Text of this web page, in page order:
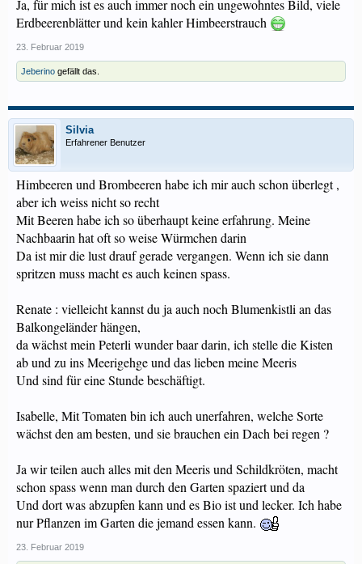
Ja, für mich ist es auch immer noch ein ungewohntes Bild, viele
Erdbeerenblätter und kein kahler Himbeerstrauch
23. Februar 2019
Jeberino gefällt das.
Silvia
Erfahrener Benutzer
Himbeeren und Brombeeren habe ich mir auch schon überlegt ,
aber ich weiss nicht so recht
Mit Beeren habe ich so überhaupt keine erfahrung. Meine
Nachbaarin hat oft so weise Würmchen darin
Da ist mir die lust drauf gerade vergangen. Wenn ich sie dann
spritzen muss macht es auch keinen spass.
Renate : vielleicht kannst du ja auch noch Blumenkistli an das
Balkongeländer hängen,
da wächst mein Peterli wunder baar darin, ich stelle die Kisten
ab und zu ins Meerigehge und das lieben meine Meeris
Und sind für eine Stunde beschäftigt.
Isabelle, Mit Tomaten bin ich auch unerfahren, welche Sorte
wächst den am besten, und sie brauchen ein Dach bei regen ?
Ja wir teilen auch alles mit den Meeris und Schildkröten, macht
schon spass wenn man durch den Garten spaziert und da
Und dort was abzupfen kann und es Bio ist und lecker. Ich habe
nur Pflanzen im Garten die jemand essen kann.
23. Februar 2019